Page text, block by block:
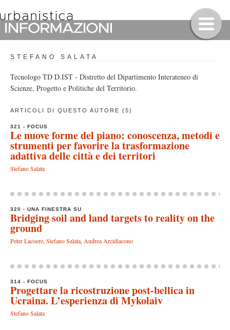
STEFANO SALATA
Tecnologo TD D.IST - Distretto del Dipartimento Interateneo di
Scienze, Progetto e Politiche del Territorio.
ARTICOLI DI QUESTO AUTORE (5)
321 - FOCUS
Le nuove forme del piano: conoscenza, metodi e
strumenti per favorire la trasformazione
adattiva delle città e dei territori
Stefano Salata
320 - UNA FINESTRA SU
Bridging soil and land targets to reality on the
ground
Peter Lacoere, Stefano Salata, Andrea Arcidiacono
314 - FOCUS
Progettare la ricostruzione post-bellica in
Ucraina. L’esperienza di Mykolaiv
Stefano Salata